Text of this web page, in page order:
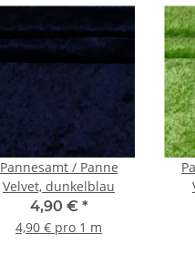
Pannesamt / Panne
Velvet, dunkelblau
4,90 € *
4,90 € pro 1 m